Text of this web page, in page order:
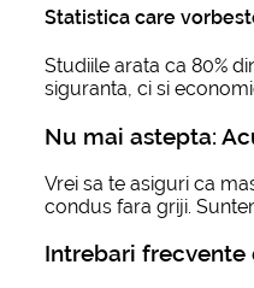
Statistica care
Studiile arata ca 80%
siguranta, ci si
Nu mai astepta:
Vrei sa te asiguri ca
condus fara griji.
Intrebari frecvente